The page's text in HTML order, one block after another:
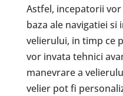
Astfel, incepatorii
baza ale navigatiei
velierului, in timp ce
vor invata tehnici
manevrare a
velier pot fi